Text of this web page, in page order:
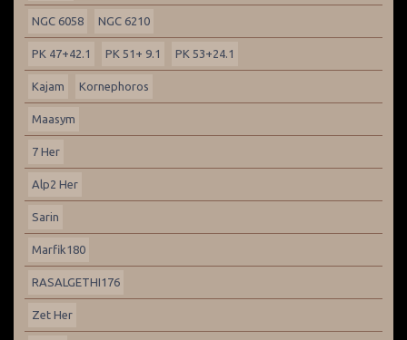
NGC 6058 NGC 6210
PK 47+42.1 PK 51+ 9.1 PK 53+24.1
Kajam Kornephoros
Maasym
7 Her
Alp2 Her
Sarin
Marfik180
RASALGETHI176
Zet Her